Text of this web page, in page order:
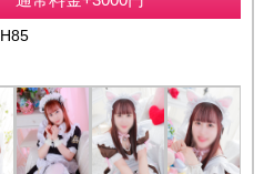
H85